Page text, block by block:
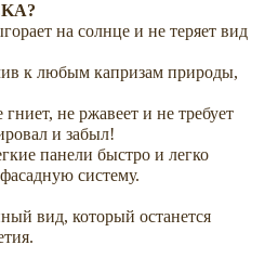
на солнце и не теряет вид
к любым капризам природы,
не ржавеет и не требует
и забыл!
панели быстро и легко
систему.
вид, который останется